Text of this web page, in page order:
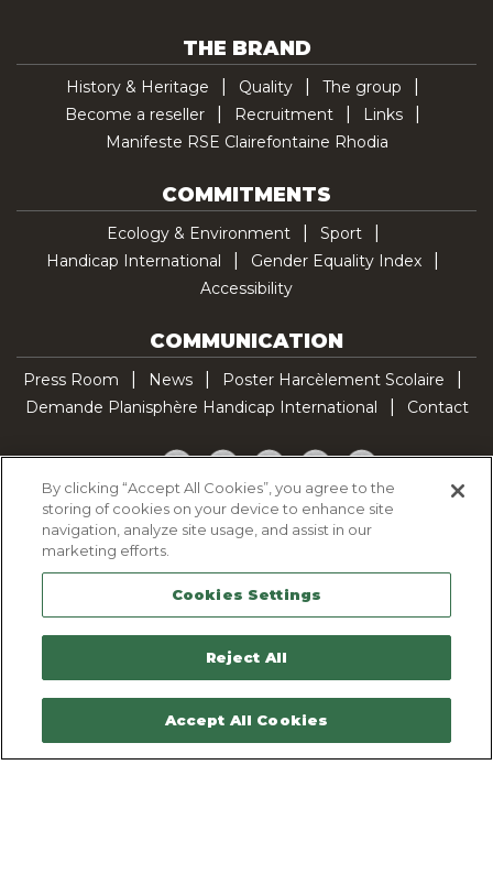
THE BRAND
History & Heritage Quality
The group
Become a reseller
Recruitment
Links
Manifeste RSE Clairefontaine Rhodia
COMMITMENTS
Ecology & Environment
Sport
Handicap International
Gender Equality Index
Accessibility
COMMUNICATION
Press Room News
Poster Harcèlement Scolaire
Demande Planisphère Handicap International
Contact
Facebook
TwitterYouTubePinterestTikTok
Cookie Policy
Legal Notice
Sitemap
Contactez-nous
By clicking “Accept All Cookies”, you agree to the
storing of cookies on your device to enhance site
navigation, analyze site usage, and assist in our
marketing efforts.
Cookies Settings
Reject All
Accept All Cookies